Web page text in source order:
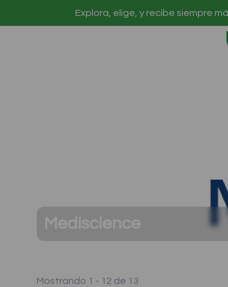
Explora, elige, y recibe siempre
Mediscience
Mostrando 1 - 12 de 13